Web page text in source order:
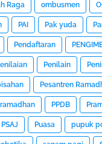
Raga ombusmen
PAI Pak yuda
Pendaftaran
Penilain
Pesantren
PPDB
PSAJ Puasa pupuk